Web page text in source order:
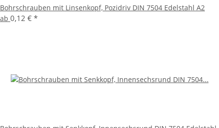
Bohrschrauben mit Linsenkopf, Pozidriv DIN 7504 Edelstahl A2
ab 0,12 € *